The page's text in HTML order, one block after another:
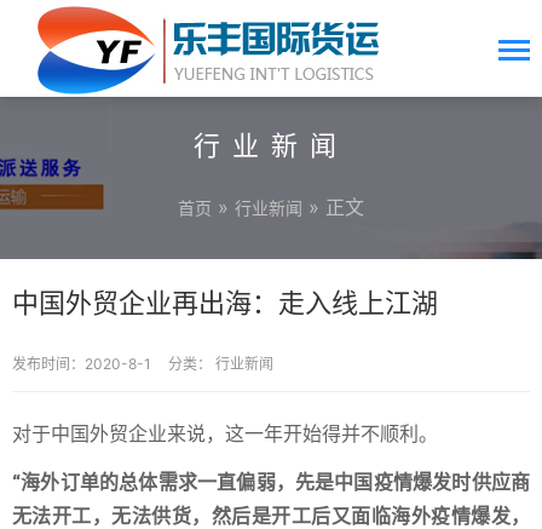
行业新闻
首页 » 行业新闻 » 正文
中国外贸企业再出海：走入线上江湖
发布时间：2020-8-1 分类： 行业新闻
对于中国外贸企业来说，这一年开始得并不顺利。
“海外订单的总体需求一直偏弱，先是中国疫情爆发时供应商
无法开工，无法供货，然后是开工后又面临海外疫情爆发，